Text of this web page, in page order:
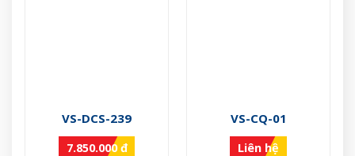
VS-DCS-239
7.850.000 đ
VS-CQ-01
Liên hệ